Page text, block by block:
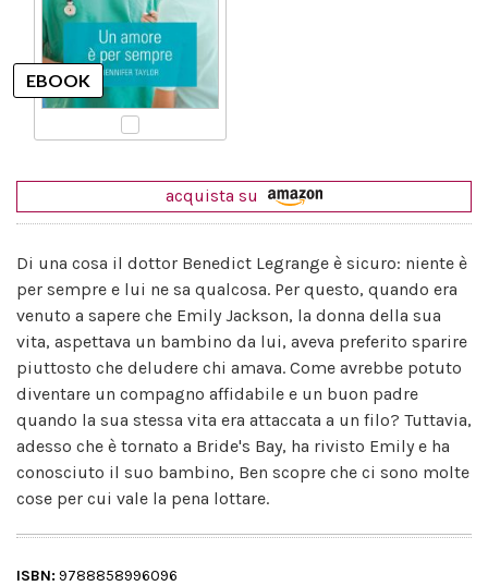
acquista su
Di una cosa il dottor Benedict Legrange è sicuro: niente è
per sempre e lui ne sa qualcosa. Per questo, quando era
venuto a sapere che Emily Jackson, la donna della sua
vita, aspettava un bambino da lui, aveva preferito sparire
piuttosto che deludere chi amava. Come avrebbe potuto
diventare un compagno affidabile e un buon padre
quando la sua stessa vita era attaccata a un filo? Tuttavia,
adesso che è tornato a Bride's Bay, ha rivisto Emily e ha
conosciuto il suo bambino, Ben scopre che ci sono molte
cose per cui vale la pena lottare.
ISBN: 9788858996096